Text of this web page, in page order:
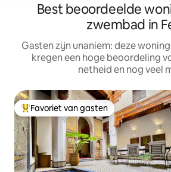
Best beoordeelde
zwembad in
Gasten zijn unaniem: deze
kregen een hoge beoordeling
netheid en nog veel
Topfavoriet van gasten
Favoriet van gasten